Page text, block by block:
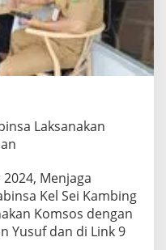
Laksanakan
Menjaga
Kel Sei Kambing
Komsos dengan
Yusuf dan di Link 9